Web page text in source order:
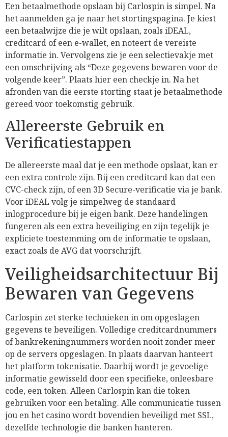
Een betaalmethode opslaan bij Carlospin is simpel. Na
het aanmelden ga je naar het stortingspagina. Je kiest
een betaalwijze die je wilt opslaan, zoals iDEAL,
creditcard of een e-wallet, en noteert de vereiste
informatie in. Vervolgens zie je een selectievakje met
een omschrijving als “Deze gegevens bewaren voor de
volgende keer”. Plaats hier een checkje in. Na het
afronden van die eerste storting staat je betaalmethode
gereed voor toekomstig gebruik.
Allereerste Gebruik en
Verificatiestappen
De allereerste maal dat je een methode opslaat, kan er
een extra controle zijn. Bij een creditcard kan dat een
CVC-check zijn, of een 3D Secure-verificatie via je bank.
Voor iDEAL volg je simpelweg de standaard
inlogprocedure bij je eigen bank. Deze handelingen
fungeren als een extra beveiliging en zijn tegelijk je
expliciete toestemming om de informatie te opslaan,
exact zoals de AVG dat voorschrijft.
Veiligheidsarchitectuur Bij
Bewaren van Gegevens
Carlospin zet sterke technieken in om opgeslagen
gegevens te beveiligen. Volledige creditcardnummers
of bankrekeningnummers worden nooit zonder meer
op de servers opgeslagen. In plaats daarvan hanteert
het platform tokenisatie. Daarbij wordt je gevoelige
informatie gewisseld door een specifieke, onleesbare
code, een token. Alleen Carlospin kan die token
gebruiken voor een betaling. Alle communicatie tussen
jou en het casino wordt bovendien beveiligd met SSL,
dezelfde technologie die banken hanteren.